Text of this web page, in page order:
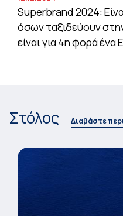
Superbrand 2024:
όσων ταξιδεύουν
είναι για 4η φορά
Στόλος Διαβάστε